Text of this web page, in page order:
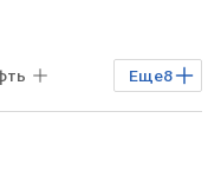
Еще8